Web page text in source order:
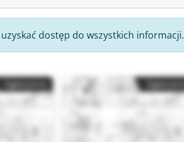
dostęp do wszystkich informacji.